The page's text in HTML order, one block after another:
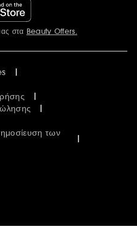
στα Beauty Offers.
των